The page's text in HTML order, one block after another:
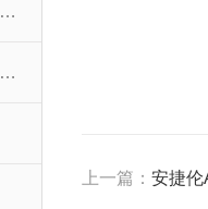
辽宁分析石墨管（辽分）/石墨锥
沈阳仪通石墨管（沈分）/石墨锥
上一篇：安捷伦